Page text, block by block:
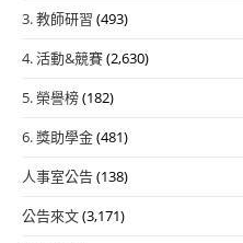
3. 教師研習 (493)
4. 活動&競賽(2,630)
5. 榮譽榜(182)
6. 獎助學金(481)
人事室公告(138)
公告來文(3,171)